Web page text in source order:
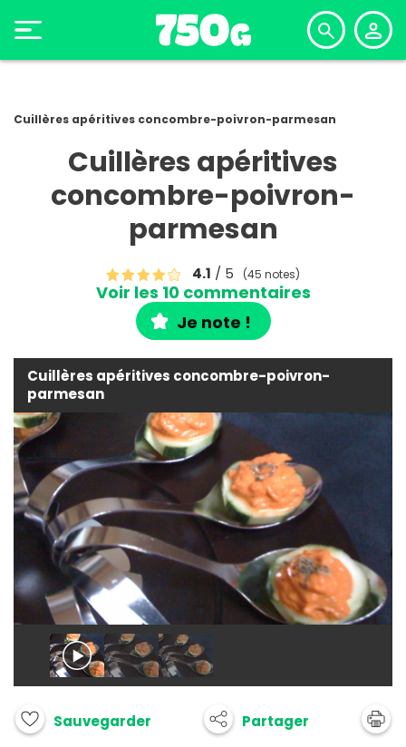
Cuillères apéritives concombre-poivron-parmesan
Cuillères apéritives
concombre-poivron-
parmesan
4.1 / 5 (45 notes)
Voir les 10 commentaires
Je note !
Cuillères apéritives concombre-poivron-
parmesan
Sauvegarder Partager